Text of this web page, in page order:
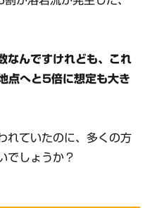
なんですけれども、これ
へと5倍に想定も大き
れていたのに、多くの方
でしょうか？